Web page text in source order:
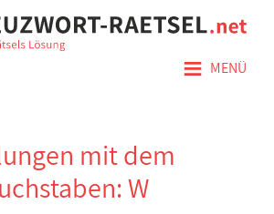
≡ MENÜ
mit dem
W